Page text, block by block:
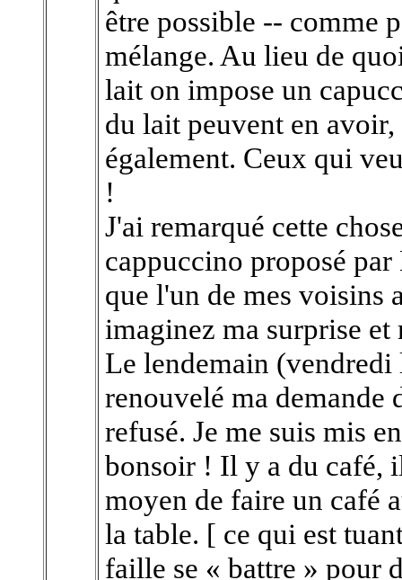
être possible -- comme
mélange. Au lieu de
lait on impose un
du lait peuvent en
également. Ceux qui
!
J'ai remarqué cette
cappuccino proposé
que l'un de mes voisins
imaginez ma surprise
Le lendemain
renouvelé ma demande
refusé. Je me suis mis
bonsoir ! Il y a du café,
moyen de faire un café
la table. [ ce qui est
faille se « battre » pour